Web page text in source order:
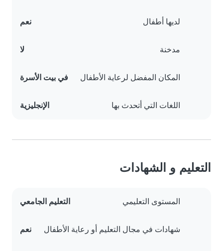
لديها أطفال نعم
مدخنة لا
المكان المفضل لرعاية الأطفال في بيت الأسرة
اللغات التي أتحدث بها الإنجليزية
التعليم و الشهادات
المستوى التعليمي التعليم الجامعي
شهادات في مجال التعليم أو رعاية الأطفال نعم